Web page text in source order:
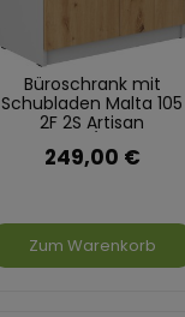
Büroschrank mit
Schubladen Malta 105
2F 2S Artisan
249,00 €
Zum Warenkorb